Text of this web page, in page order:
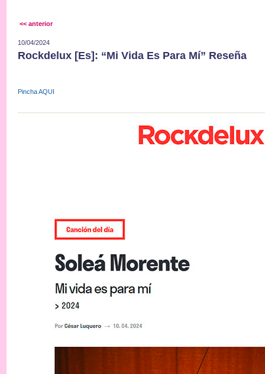
<< anterior
10/04/2024
Rockdelux [Es]: “Mi Vida Es Para Mí” Reseña
Pincha AQUI